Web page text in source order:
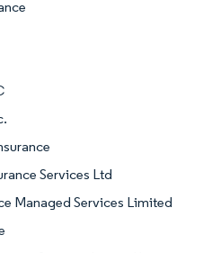
Services Ltd
Managed Services Limited